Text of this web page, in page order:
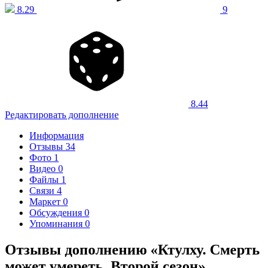
8.29 9
8.44
Редактировать дополнение
Информация
Отзывы 34
Фото 1
Видео 0
Файлы 1
Связи 4
Маркет 0
Обсуждения 0
Упоминания 0
Отзывы дополнению «Ктулху. Смерть